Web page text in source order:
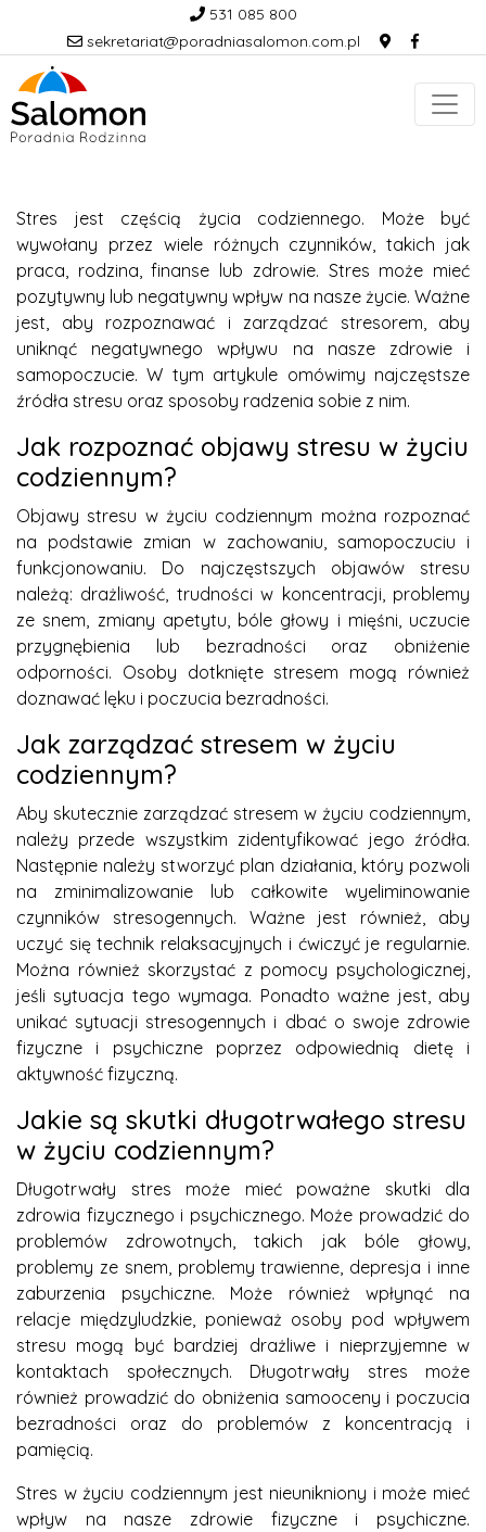
531 085 800
sekretariat@poradniasalomon.com.pl
Stres jest częścią życia codziennego. Może być
wywołany przez wiele różnych czynników, takich jak
praca, rodzina, finanse lub zdrowie. Stres może mieć
pozytywny lub negatywny wpływ na nasze życie. Ważne
jest, aby rozpoznawać i zarządzać stresorem, aby
uniknąć negatywnego wpływu na nasze zdrowie i
samopoczucie. W tym artykule omówimy najczęstsze
źródła stresu oraz sposoby radzenia sobie z nim.
Jak rozpoznać objawy stresu w życiu
codziennym?
Objawy stresu w życiu codziennym można rozpoznać
na podstawie zmian w zachowaniu, samopoczuciu i
funkcjonowaniu. Do najczęstszych objawów stresu
należą: drażliwość, trudności w koncentracji, problemy
ze snem, zmiany apetytu, bóle głowy i mięśni, uczucie
przygnębienia lub bezradności oraz obniżenie
odporności. Osoby dotknięte stresem mogą również
doznawać lęku i poczucia bezradności.
Jak zarządzać stresem w życiu
codziennym?
Aby skutecznie zarządzać stresem w życiu codziennym,
należy przede wszystkim zidentyfikować jego źródła.
Następnie należy stworzyć plan działania, który pozwoli
na zminimalizowanie lub całkowite wyeliminowanie
czynników stresogennych. Ważne jest również, aby
uczyć się technik relaksacyjnych i ćwiczyć je regularnie.
Można również skorzystać z pomocy psychologicznej,
jeśli sytuacja tego wymaga. Ponadto ważne jest, aby
unikać sytuacji stresogennych i dbać o swoje zdrowie
fizyczne i psychiczne poprzez odpowiednią dietę i
aktywność fizyczną.
Jakie są skutki długotrwałego stresu
w życiu codziennym?
Długotrwały stres może mieć poważne skutki dla
zdrowia fizycznego i psychicznego. Może prowadzić do
problemów zdrowotnych, takich jak bóle głowy,
problemy ze snem, problemy trawienne, depresja i inne
zaburzenia psychiczne. Może również wpłynąć na
relacje międzyludzkie, ponieważ osoby pod wpływem
stresu mogą być bardziej drażliwe i nieprzyjemne w
kontaktach społecznych. Długotrwały stres może
również prowadzić do obniżenia samooceny i poczucia
bezradności oraz do problemów z koncentracją i
pamięcią.
Stres w życiu codziennym jest nieunikniony i może mieć
wpływ na nasze zdrowie fizyczne i psychiczne.